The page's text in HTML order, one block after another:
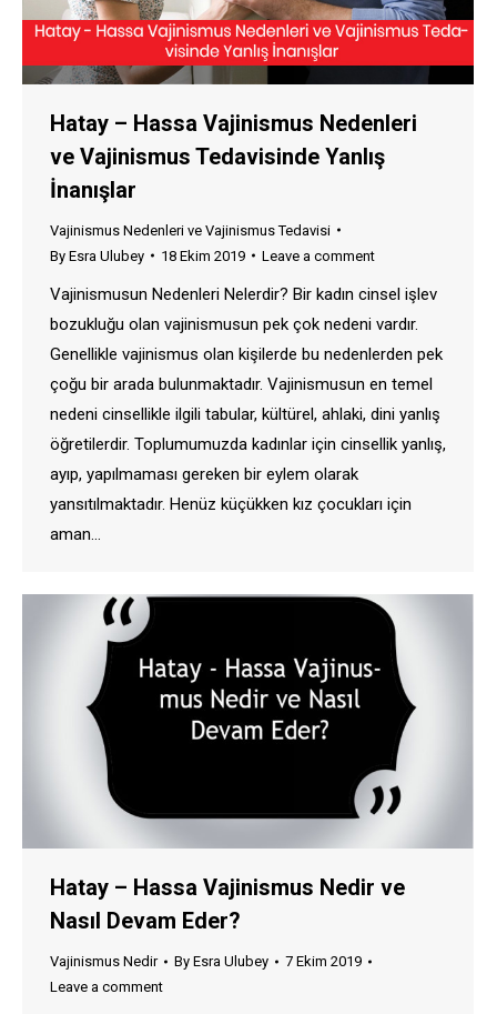
Hatay – Hassa Vajinismus Nedenleri
ve Vajinismus Tedavisinde Yanlış
İnanışlar
Vajinismus Nedenleri ve Vajinismus Tedavisi
By Esra Ulubey 18 Ekim 2019 Leave a comment
Vajinismusun Nedenleri Nelerdir? Bir kadın cinsel işlev
bozukluğu olan vajinismusun pek çok nedeni vardır.
Genellikle vajinismus olan kişilerde bu nedenlerden pek
çoğu bir arada bulunmaktadır. Vajinismusun en temel
nedeni cinsellikle ilgili tabular, kültürel, ahlaki, dini yanlış
öğretilerdir. Toplumumuzda kadınlar için cinsellik yanlış,
ayıp, yapılmaması gereken bir eylem olarak
yansıtılmaktadır. Henüz küçükken kız çocukları için
aman…
Hatay – Hassa Vajinismus Nedir ve
Nasıl Devam Eder?
Vajinismus Nedir By Esra Ulubey
7 Ekim 2019
Leave a comment